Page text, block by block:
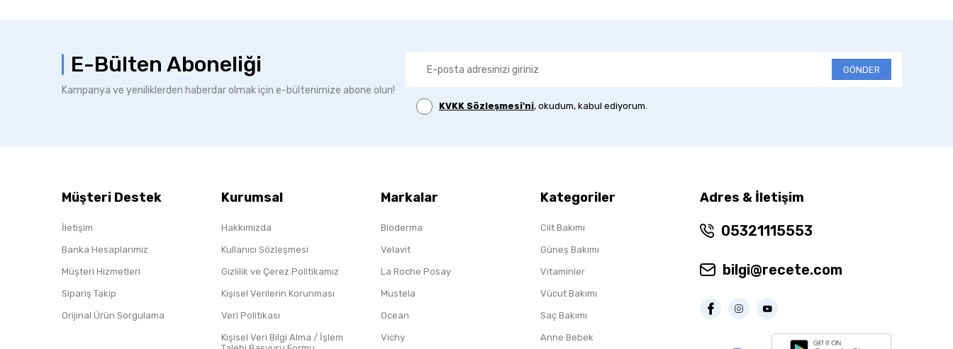
E-Bülten Aboneliği
Kampanya ve yeniliklerden haberdar olmak için e-bültenimize abone olun!
GÖNDER
KVKK Sözleşmesi'ni, okudum, kabul ediyorum.
Müşteri Destek
İletişim
Banka Hesaplarımız
Müşteri Hizmetleri
Sipariş Takip
Orijinal Ürün Sorgulama
Kurumsal
Hakkımızda
Kullanıcı Sözleşmesi
Gizlilik ve Çerez Politikamız
Kişisel Verilerin Korunması
Veri Politikası
Kişisel Veri Bilgi Alma / İşlem
Markalar
Bioderma
Velavit
La Roche Posay
Mustela
Ocean
Vichy
Kategoriler
Cilt Bakımı
Güneş Bakımı
Vitaminler
Vücut Bakımı
Saç Bakımı
Anne Bebek
Adres & İletişim
05321115553
bilgi@recete.com